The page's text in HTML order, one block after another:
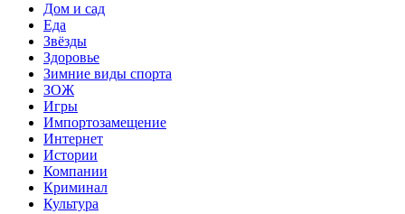
Дом и сад
Еда
Звёзды
Здоровье
Зимние виды спорта
ЗОЖ
Игры
Импортозамещение
Интернет
Истории
Компании
Криминал
Культура